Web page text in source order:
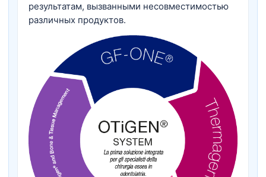
результатам, вызванными несовместимостью
различных продуктов.